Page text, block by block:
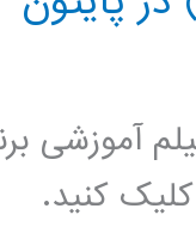
آموزشی
کلیک